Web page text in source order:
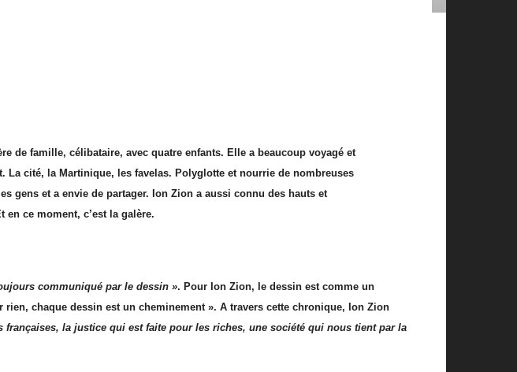
de famille, célibataire, avec quatre enfants. Elle a beaucoup voyagé et
La cité, la Martinique, les favelas. Polyglotte et nourrie de nombreuses
gens et a envie de partager. Ion Zion a aussi connu des hauts et
en ce moment, c’est la galère.
communiqué par le dessin ». Pour Ion Zion, le dessin est comme un
chaque dessin est un cheminement ». A travers cette chronique, Ion Zion
françaises, la justice qui est faite pour les riches, une société qui nous tient par la